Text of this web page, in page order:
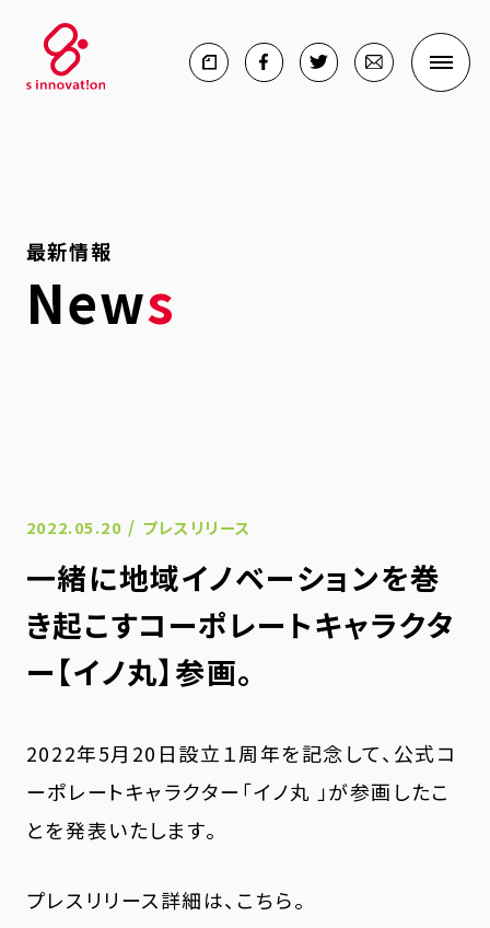
最新情報
News
2022.05.20 / プレスリリース
一緒に地域イノベーションを巻
き起こすコーポレートキャラクタ
ー【イノ丸】参画。
2022年5月20日設立１周年を記念して、公式コ
ーポレートキャラクター「イノ丸 」が参画したこ
とを発表いたします。
プレスリリース詳細は、こちら。